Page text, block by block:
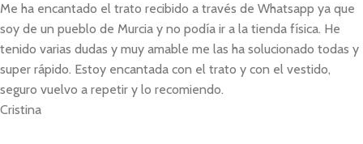
Me ha encantado el trato recibido a través de Whatsapp ya que
soy de un pueblo de Murcia y no podía ir a la tienda física. He
tenido varias dudas y muy amable me las ha solucionado todas y
super rápido. Estoy encantada con el trato y con el vestido,
seguro vuelvo a repetir y lo recomiendo.
Cristina